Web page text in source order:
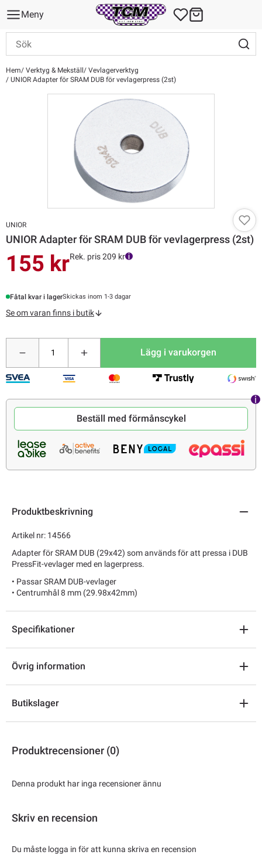
Meny
Hem Verktyg & Mekställ
Vevlagerverktyg
UNIOR Adapter för SRAM DUB för vevlagerpress (2st)
UNIOR
UNIOR Adapter för SRAM DUB för vevlagerpress (2st)
155 krRek. pris 209 kr
Fåtal kvar i lagerSkickas inom 1-3 dagar
Se om varan finns i butik
Lägg i varukorgen
Beställ med förmånscykel
Produktbeskrivning
Artikel nr: 14566
Adapter för SRAM DUB (29x42) som används för att pressa i DUB
PressFit-vevlager med en lagerpress.
• Passar SRAM DUB-vevlager
• Centrumhål 8 mm (29.98x42mm)
Specifikationer
Övrig information
Butikslager
Produktrecensioner (0)
Denna produkt har inga recensioner ännu
Skriv en recension
Du måste logga in för att kunna skriva en recension